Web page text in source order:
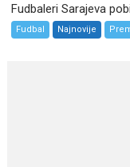
Fudbaleri Sarajeva
Fudbal Najnovije